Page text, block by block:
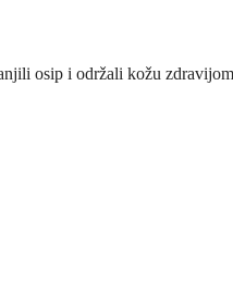
osip i održali kožu